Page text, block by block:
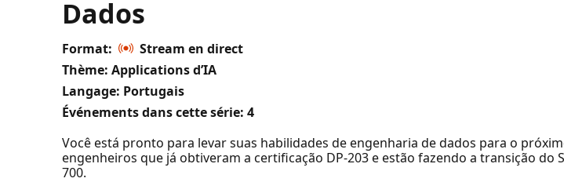
Dados
Format:
Stream en direct
Thème: Applications d’IA
Langage: Portugais
Événements dans cette série: 4
Você está pronto para levar suas habilidades de engenharia de dados para o
engenheiros que já obtiveram a certificação DP-203 e estão fazendo a transição do
700.